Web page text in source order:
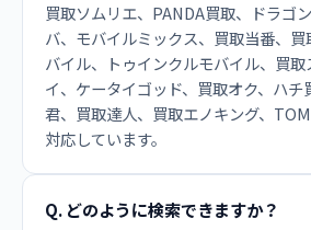
買取ソムリエ、PANDA買取、ドラゴ
バ、モバイルミックス、買取当番、
バイル、トゥインクルモバイル、買
イ、ケータイゴッド、買取オク、ハチ
君、買取達人、買取エノキング、
対応しています。
Q. どのように検索できますか？